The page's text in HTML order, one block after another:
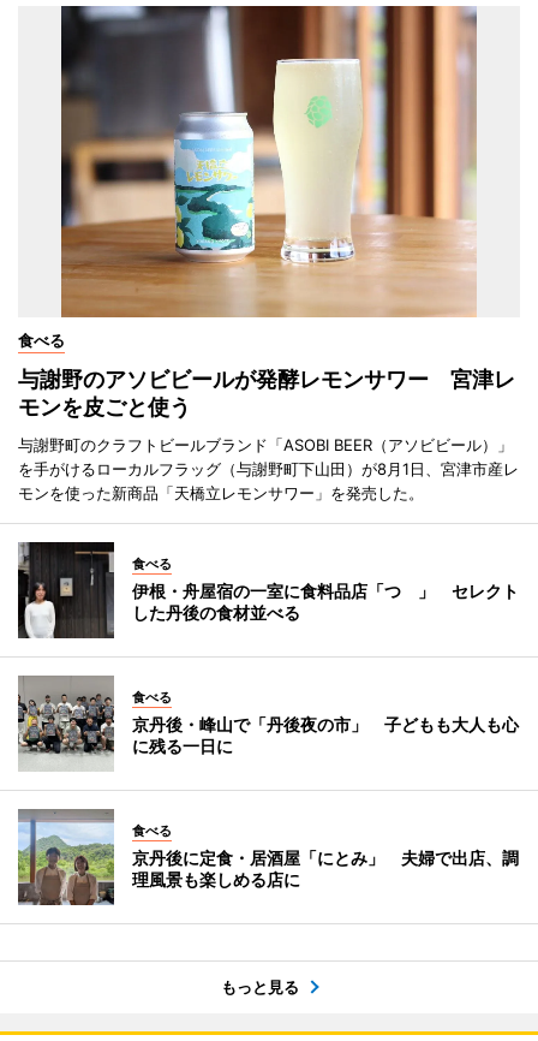
食べる
与謝野のアソビビールが発酵レモンサワー 宮津レ
モンを皮ごと使う
与謝野町のクラフトビールブランド「ASOBI BEER（アソビビール）」
を手がけるローカルフラッグ（与謝野町下山田）が8月1日、宮津市産レ
モンを使った新商品「天橋立レモンサワー」を発売した。
食べる
伊根・舟屋宿の一室に食料品店「つゝ」 セレクト
した丹後の食材並べる
食べる
京丹後・峰山で「丹後夜の市」 子どもも大人も心
に残る一日に
食べる
京丹後に定食・居酒屋「にとみ」 夫婦で出店、調
理風景も楽しめる店に
もっと見る